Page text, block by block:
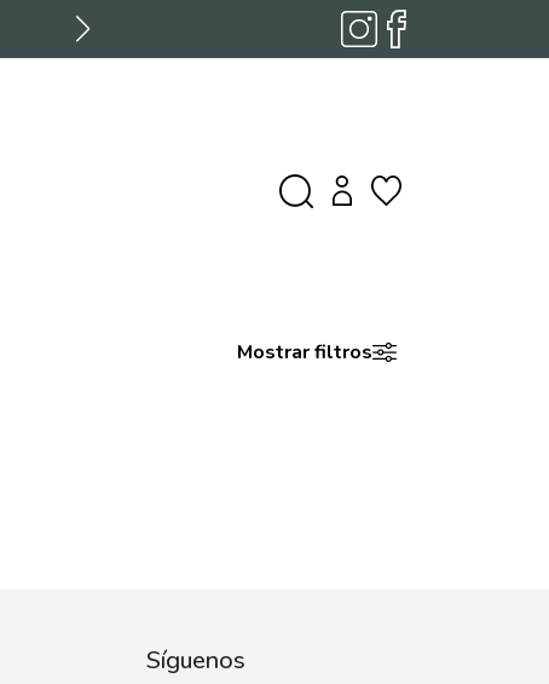
Encuentra el traje perfecto para tu boda,
Mostrar filtros
Síguenos